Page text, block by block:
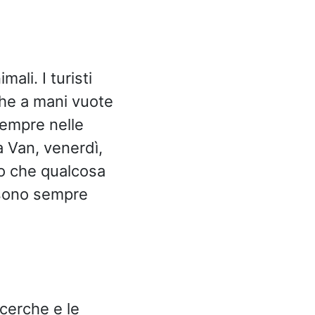
I turisti
a mani vuote
nelle
Van, venerdì,
che qualcosa
sempre
e le